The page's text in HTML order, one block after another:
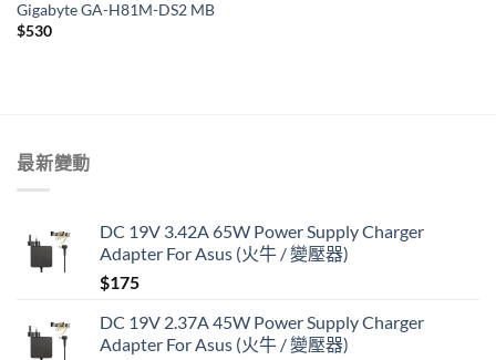
Gigabyte GA-H81M-DS2 MB
$530
最新變動
DC 19V 3.42A 65W Power Supply Charger
Adapter For Asus (火牛 / 變壓器)
$175
DC 19V 2.37A 45W Power Supply Charger
Adapter For Asus (火牛 / 變壓器)